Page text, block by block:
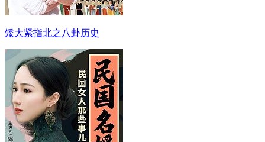
矮大紧指北之八卦历史